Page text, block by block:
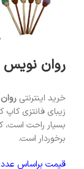
روان
خرید اینترنتی
زیبای فانتزی
بسیار راحت است،
برخوردار است.
قیمت براساس